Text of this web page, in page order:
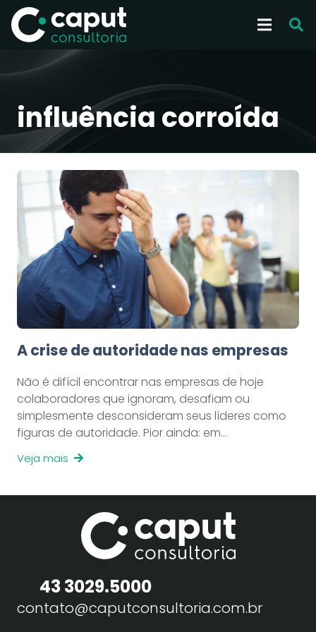
influência corroída
A crise de autoridade nas empresas
Não é difícil encontrar nas empresas de hoje
colaboradores que ignoram, desafiam ou
simplesmente desconsideram seus líderes como
figuras de autoridade. Pior ainda: em…
Veja mais
43 3029.5000
contato@caputconsultoria.com.br